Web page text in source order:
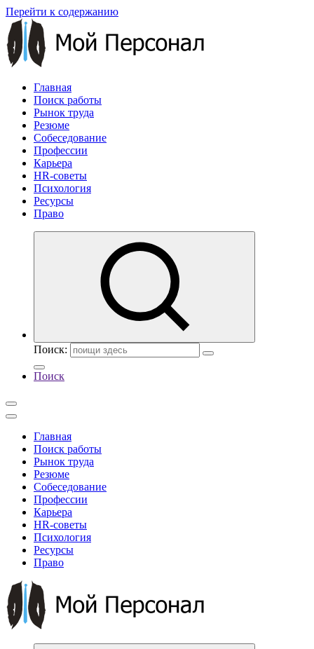
Перейти к содержанию
Главная
Поиск работы
Рынок труда
Резюме
Собеседование
Профессии
Карьера
HR-советы
Психология
Ресурсы
Право
Поиск:
Поиск
Главная
Поиск работы
Рынок труда
Резюме
Собеседование
Профессии
Карьера
HR-советы
Психология
Ресурсы
Право